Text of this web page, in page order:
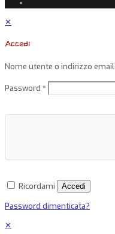
✕
Accedi
Nome utente o indirizzo email
Password *
Ricordami Accedi
Password dimenticata?
✕